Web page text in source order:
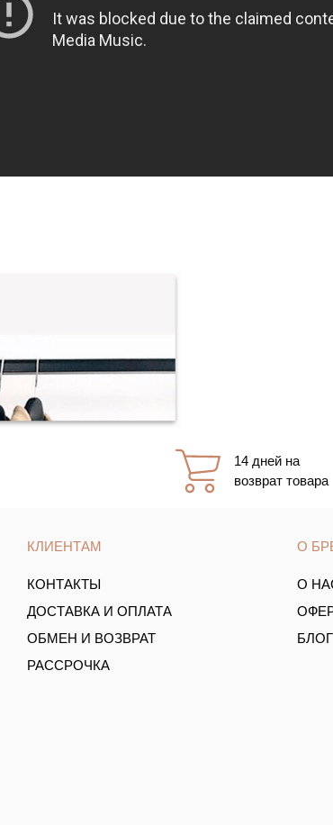
14 дней на
возврат товара
КЛИЕНТАМ
КОНТАКТЫ
ДОСТАВКА И ОПЛАТА
ОБМЕН И ВОЗВРАТ
РАССРОЧКА
О
О
БЛОГ